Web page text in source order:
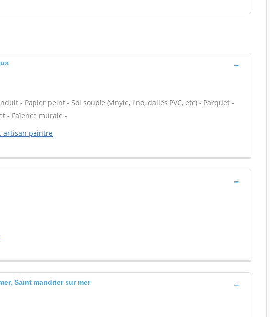
- Papier peint - Sol souple (vinyle, lino, dalles PVC, etc) - Parquet -
- Faïence murale -
artisan peintre
Saint mandrier sur mer